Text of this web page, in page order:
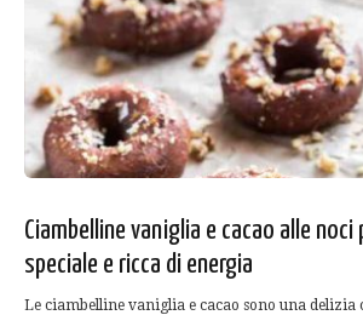
Ciambelline vaniglia e cacao alle noci
speciale e ricca di energia
Le ciambelline vaniglia e cacao sono una delizia